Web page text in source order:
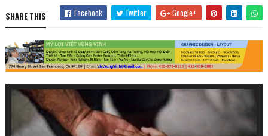
SHARE THIS Facebook Twitter Google+